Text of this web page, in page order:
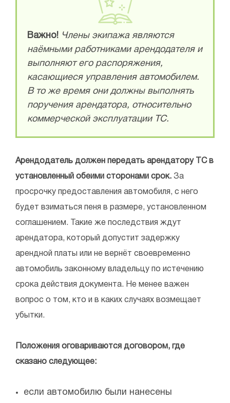
Важно! Члены экипажа являются
наёмными работниками арендодателя и
выполняют его распоряжения,
касающиеся управления автомобилем.
В то же время они должны выполнять
поручения арендатора, относительно
коммерческой эксплуатации ТС.
Арендодатель должен передать арендатору ТС в
установленный обеими сторонами срок. За
просрочку предоставления автомобиля, с него
будет взиматься пеня в размере, установленном
соглашением. Такие же последствия ждут
арендатора, который допустит задержку
арендной платы или не вернёт своевременно
автомобиль законному владельцу по истечению
срока действия документа. Не менее важен
вопрос о том, кто и в каких случаях возмещает
убытки.
Положения оговариваются договором, где
сказано следующее:
если автомобилю были нанесены